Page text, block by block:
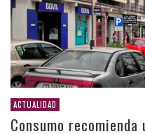
ACTUALIDAD
Consumo recomienda